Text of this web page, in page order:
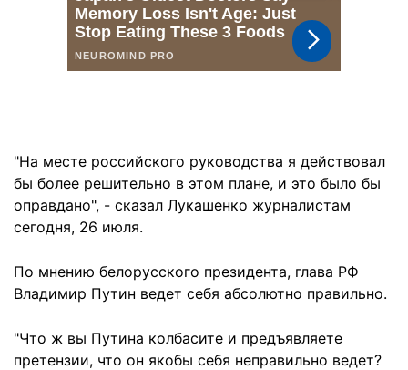
"На месте российского руководства я действовал
бы более решительно в этом плане, и это было бы
оправдано", - сказал Лукашенко журналистам
сегодня, 26 июля.
По мнению белорусского президента, глава РФ
Владимир Путин ведет себя абсолютно правильно.
"Что ж вы Путина колбасите и предъявляете
претензии, что он якобы себя неправильно ведет?